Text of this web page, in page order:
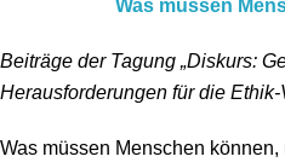
Was müssen
Beiträge der Tagung „Diskurs:
Herausforderungen für die Ethik-
Was müssen Menschen